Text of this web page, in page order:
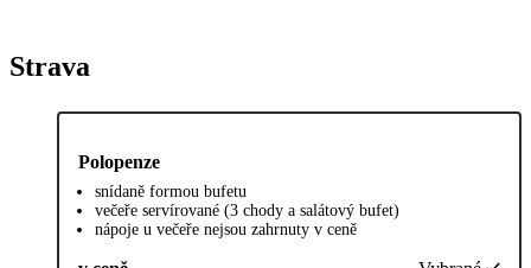
Strava
Polopenze
snídaně formou bufetu
večeře servírované (3 chody a salátový bufet)
nápoje u večeře nejsou zahrnuty v ceně